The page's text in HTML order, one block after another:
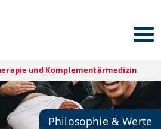
und Komplementärmedizin
Philosophie & Werte